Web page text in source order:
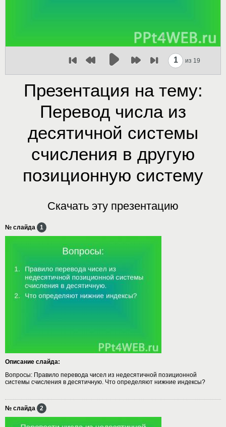
1 из 19
Презентация на тему:
Перевод числа из
десятичной системы
счисления в другую
позиционную систему
Скачать эту презентацию
№ слайда 1
Описание слайда:
Вопросы: Правило перевода чисел из недесятичной позиционной
системы счисления в десятичную. Что определяют нижние индексы?
№ слайда 2